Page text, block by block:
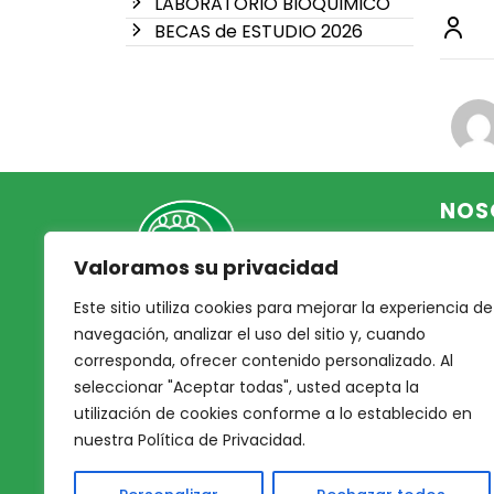
Valoramos su privacidad
Este sitio utiliza cookies para mejorar la experiencia de
navegación, analizar el uso del sitio y, cuando
corresponda, ofrecer contenido personalizado. Al
seleccionar "Aceptar todas", usted acepta la
utilización de cookies conforme a lo establecido en
nuestra Política de Privacidad.
BECAS de ESTUDIO 2026
Mutual Integrantes del
Poder Judicial
afiliacion@mjpj.org.ar
+54 9 342 467-4510